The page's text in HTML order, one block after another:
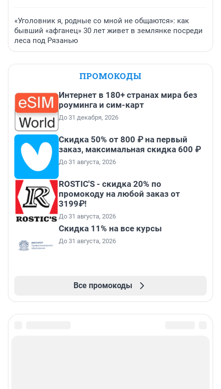
«Уголовник я, родные со мной не общаются»: как
бывший «афганец» 30 лет живет в землянке посреди
леса под Рязанью
ПРОМОКОДЫ
Интернет в 180+ странах мира без
роуминга и сим-карт
До 31 декабря, 2026
Скидка 50% от 800 ₽ на первый
заказ, максимальная скидка 600 ₽
До 31 августа, 2026
ROSTIC'S - скидка 20% по
промокоду на любой заказ от
3199₽!
До 31 августа, 2026
Скидка 11% на все курсы
До 31 августа, 2026
Все промокоды